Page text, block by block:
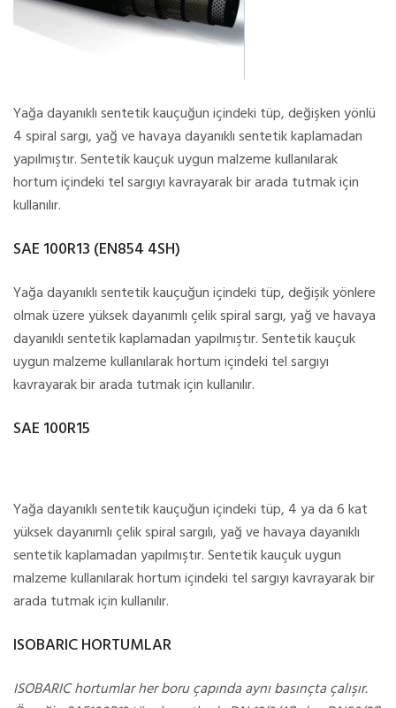
Yağa dayanıklı sentetik kauçuğun içindeki tüp, değişken yönlü
4 spiral sargı, yağ ve havaya dayanıklı sentetik kaplamadan
yapılmıştır. Sentetik kauçuk uygun malzeme kullanılarak
hortum içindeki tel sargıyı kavrayarak bir arada tutmak için
kullanılır.
SAE 100R13 (EN854 4SH)
Yağa dayanıklı sentetik kauçuğun içindeki tüp, değişik yönlere
olmak üzere yüksek dayanımlı çelik spiral sargı, yağ ve havaya
dayanıklı sentetik kaplamadan yapılmıştır. Sentetik kauçuk
uygun malzeme kullanılarak hortum içindeki tel sargıyı
kavrayarak bir arada tutmak için kullanılır.
SAE 100R15
Yağa dayanıklı sentetik kauçuğun içindeki tüp, 4 ya da 6 kat
yüksek dayanımlı çelik spiral sargılı, yağ ve havaya dayanıklı
sentetik kaplamadan yapılmıştır. Sentetik kauçuk uygun
malzeme kullanılarak hortum içindeki tel sargıyı kavrayarak bir
arada tutmak için kullanılır.
ISOBARIC HORTUMLAR
ISOBARIC hortumlar her boru çapında aynı basınçta çalışır.